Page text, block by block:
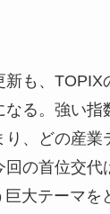
新も、TOPIX
なる。強い指
、どの産業
回の首位交代
大テーマを